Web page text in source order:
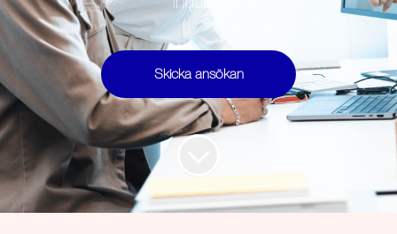
Skicka ansökan